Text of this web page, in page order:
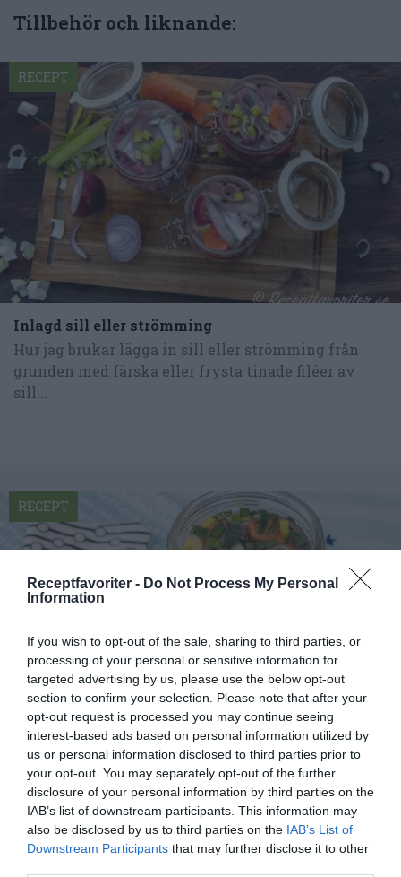
Receptfavoriter - Do Not Process My Personal
Information
If you wish to opt-out of the sale, sharing to third parties, or
processing of your personal or sensitive information for
targeted advertising by us, please use the below opt-out
section to confirm your selection. Please note that after your
opt-out request is processed you may continue seeing
interest-based ads based on personal information utilized by
us or personal information disclosed to third parties prior to
your opt-out. You may separately opt-out of the further
disclosure of your personal information by third parties on the
IAB’s list of downstream participants. This information may
also be disclosed by us to third parties on the IAB’s List of
Downstream Participants that may further disclose it to other
Tillbehör och liknande:
Inlagd sill eller strömming
Hur jag brukar lägga in sill eller strömming från
grunden med färska eller frysta tinade filéer av
sill...
RECEPT
Inlagd sill med inläggningssill
Grundrecept på inlagd sill med inläggningssill. Hur
du gör en lag med ättikssprit, socker, lagerblad...
RECEPT